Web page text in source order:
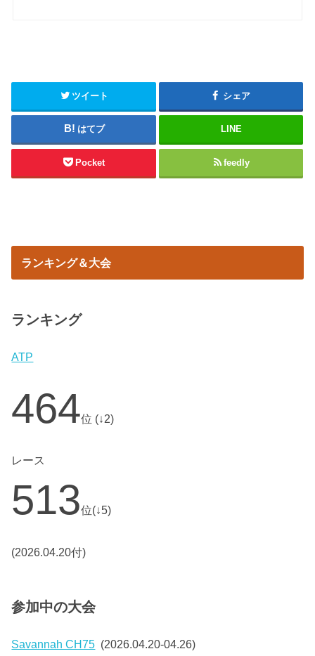
ツイート シェア
はてブ LINE
Pocket feedly
ランキング＆大会
ランキング
ATP
464位 (↓2)
レース
513位(↓5)
(2026.04.20付)
参加中の大会
Savannah CH75 (2026.04.20-04.26)